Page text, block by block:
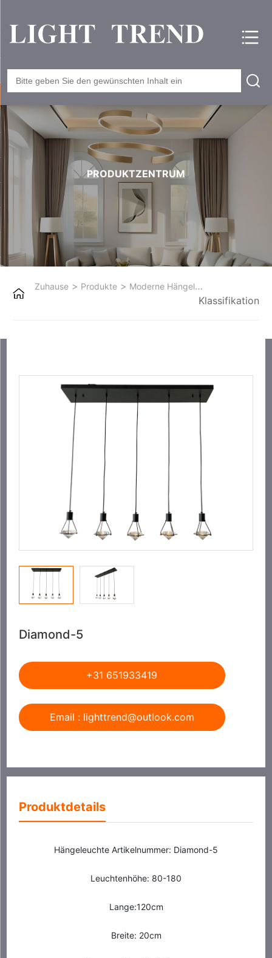
PRODUKTZENTRUM
Zuhause > Produkte > Moderne Hängeleuchten
Klassifikation
Diamond-5
+31 651933419
Email : lighttrend@outlook.com
Produktdetails
Hängeleuchte Artikelnummer: Diamond-5
Leuchtenhöhe: 80-180
Lange:120cm
Breite: 20cm